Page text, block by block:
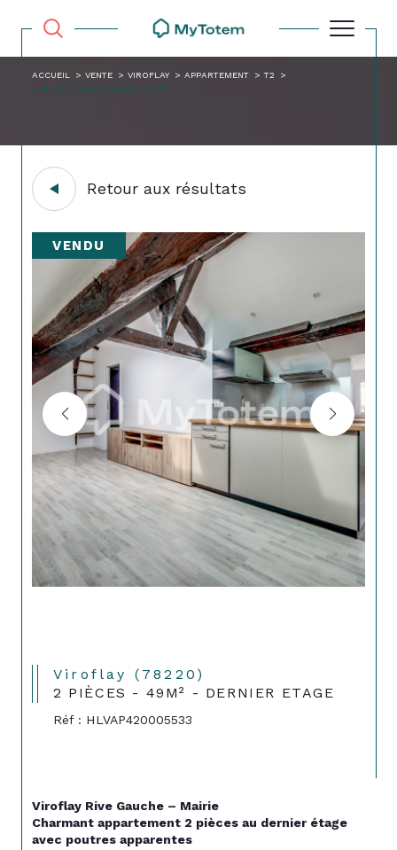
ACCUEIL VENTE VIROFLAY APPARTEMENT
T2
2 PIECES 49M DERNIER ETAGE
Retour aux résultats
VENDU
Viroflay (78220)
2 PIÈCES - 49M² - DERNIER ETAGE
Réf : HLVAP420005533
Viroflay Rive Gauche – Mairie
Charmant appartement 2 pièces au dernier étage
avec poutres apparentes